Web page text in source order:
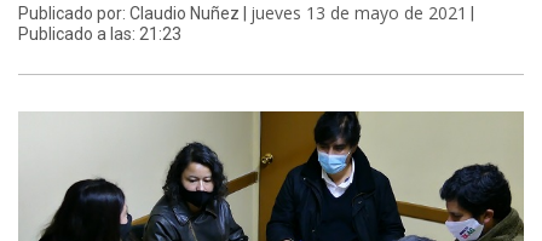
Publicado por: Claudio Nuñez | jueves 13 de mayo de 2021
Publicado a las: 21:23